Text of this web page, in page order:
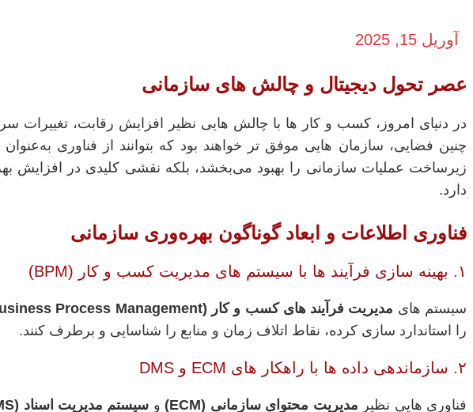
آوریل 15, 2025
عصر تحول دیجیتال و چالش‌ های سازمانی
در دنیای امروز، کسب‌ و کار ها با چالش‌ هایی نظیر افزایش رقابت، تغییرات
چنین فضایی، سازمان‌ هایی موفق‌ تر خواهند بود که بتوانند از فناوری به‌عنوان
زیرساخت عملیات سازمانی را بهبود می‌بخشد، بلکه نقشی کلیدی در افزایش
دارد.
فناوری اطلاعات و ابعاد گوناگون بهره‌وری سازمانی
۱. بهینه‌ سازی فرآیند ها با سیستم‌ های مدیریت کسب‌ و کار (BPM)
سیستم‌ های مدیریت فرآیند های کسب‌ و کار (Business Process Management)
را استاندارد سازی کرده، نقاط اتلاف زمان و منابع را شناسایی و برطرف کنند.
۲. سازماندهی داده‌ ها با راهکار های ECM و DMS
فناوری‌ هایی نظیر مدیریت محتوای سازمانی (ECM) و سیستم مدیریت اسناد (DMS)